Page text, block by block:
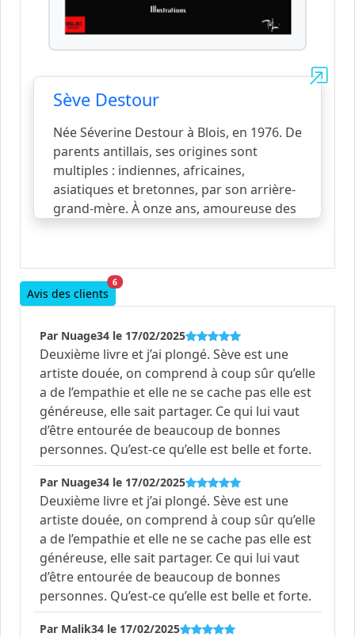
Sève Destour
Née Séverine Destour à Blois, en 1976. De
parents antillais, ses origines sont
multiples : indiennes, africaines,
asiatiques et bretonnes, par son arrière-
grand-mère. À onze ans, amoureuse des
des textes des poèmes… Au début des
années 90, elle brûle tout mais cela
constituera le terreau de ses futurs écrits.
humains, tantôt sombres et tantôt
lumineux, l’intrigue. Les années passent
voir la suite...
Avis des clients
6
Par Nuage34 le 17/02/2025
Deuxième livre et j’ai plongé. Sève est une
artiste douée, on comprend à coup sûr qu’elle
a de l’empathie et elle ne se cache pas elle est
généreuse, elle sait partager. Ce qui lui vaut
d’être entourée de beaucoup de bonnes
personnes. Qu’est-ce qu’elle est belle et forte.
Par Nuage34 le 17/02/2025
Deuxième livre et j’ai plongé. Sève est une
artiste douée, on comprend à coup sûr qu’elle
a de l’empathie et elle ne se cache pas elle est
généreuse, elle sait partager. Ce qui lui vaut
d’être entourée de beaucoup de bonnes
personnes. Qu’est-ce qu’elle est belle et forte.
Par Malik34 le 17/02/2025